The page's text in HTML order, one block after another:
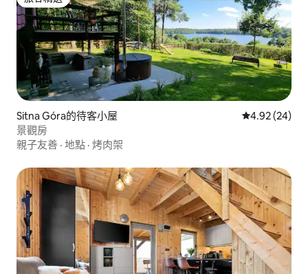
旅客精選
Sitna Góra的待客小屋 從 24 則評價
4.92 (24)
景觀房
親子友善 · 地點 · 烤肉架